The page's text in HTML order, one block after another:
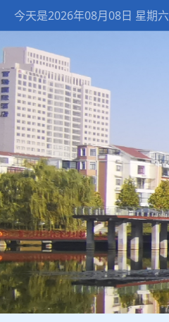
今天是2026年08月08日 星期六